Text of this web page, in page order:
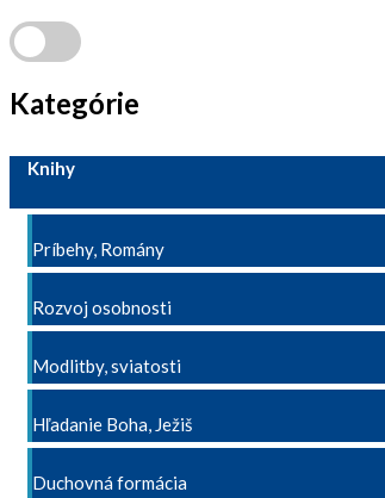
Kategórie
Knihy
Príbehy, Romány
Rozvoj osobnosti
Modlitby, sviatosti
Hľadanie Boha, Ježiš
Duchovná formácia